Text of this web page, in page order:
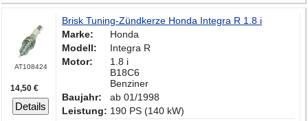
AT108424
14,50 €
Details
Brisk Tuning-Zündkerze Honda Integra R 1.8 i
Marke:
Honda
Modell:
Integra R
Motor:
1.8 i
B18C6
Benziner
Baujahr:
ab 01/1998
Leistung: 190 PS (140 kW)